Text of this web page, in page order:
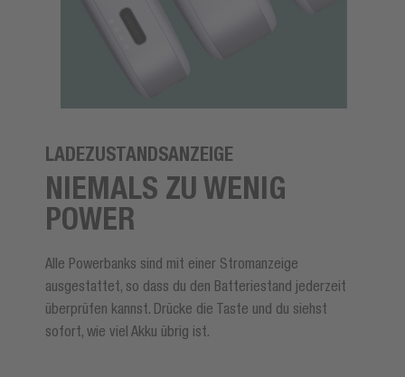
LADEZUSTANDSANZEIGE
NIEMALS ZU WENIG
POWER
Alle Powerbanks sind mit einer Stromanzeige
ausgestattet, so dass du den Batteriestand jederzeit
überprüfen kannst. Drücke die Taste und du siehst
sofort, wie viel Akku übrig ist.